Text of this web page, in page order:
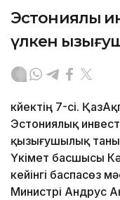
Эстониялық
үлкен
күйектің 7-сі.
Эстониялық
қызығушылық
Үкімет басшысы
кейінгі баспасөз
Министрі Андрус